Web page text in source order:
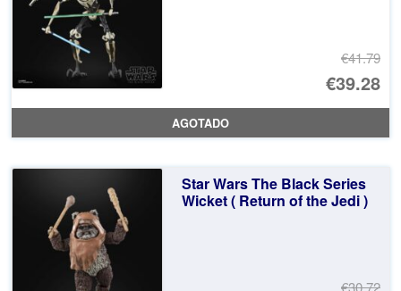
€41.79
El
€39.28
El
AGOTADO
Star Wars The Black Series
Wicket ( Return of the Jedi )
€30.72